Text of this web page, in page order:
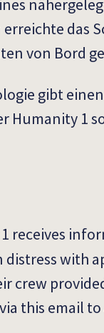
das
von Bord
gibt
Humanity 1
receives
with
crew
this email